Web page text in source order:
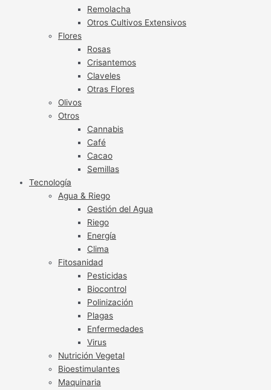
Remolacha
Otros Cultivos Extensivos
Flores
Rosas
Crisantemos
Claveles
Otras Flores
Olivos
Otros
Cannabis
Café
Cacao
Semillas
Tecnología
Agua & Riego
Gestión del Agua
Riego
Energía
Clima
Fitosanidad
Pesticidas
Biocontrol
Polinización
Plagas
Enfermedades
Virus
Nutrición Vegetal
Bioestimulantes
Maquinaria